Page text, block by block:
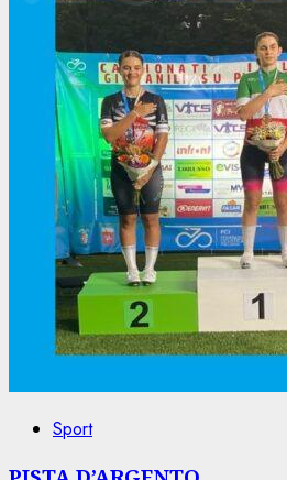
Sport